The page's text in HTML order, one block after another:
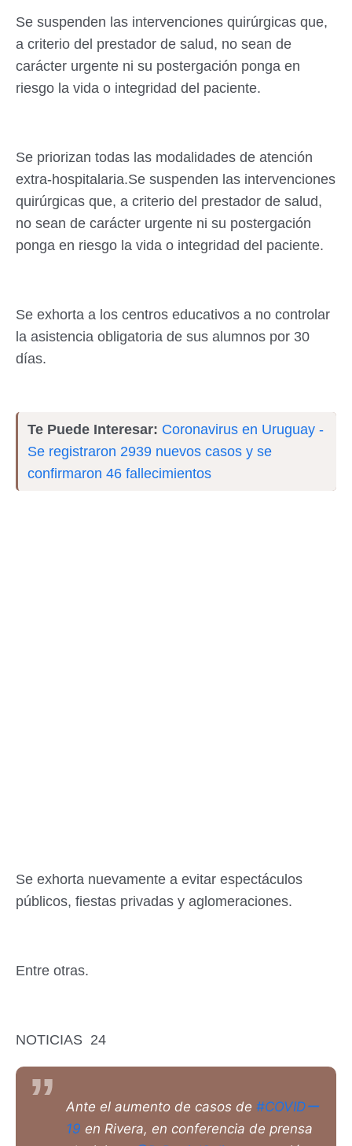
Se suspenden las intervenciones quirúrgicas que,
a criterio del prestador de salud, no sean de
carácter urgente ni su postergación ponga en
riesgo la vida o integridad del paciente.
Se priorizan todas las modalidades de atención
extra-hospitalaria.Se suspenden las intervenciones
quirúrgicas que, a criterio del prestador de salud,
no sean de carácter urgente ni su postergación
ponga en riesgo la vida o integridad del paciente.
Se exhorta a los centros educativos a no controlar
la asistencia obligatoria de sus alumnos por 30
días.
Te Puede Interesar: Coronavirus en Uruguay -
Se registraron 2939 nuevos casos y se
confirmaron 46 fallecimientos
Se exhorta nuevamente a evitar espectáculos
públicos, fiestas privadas y aglomeraciones.
Entre otras.
NOTICIAS 24
Ante el aumento de casos de #COVIDー
19 en Rivera, en conferencia de prensa